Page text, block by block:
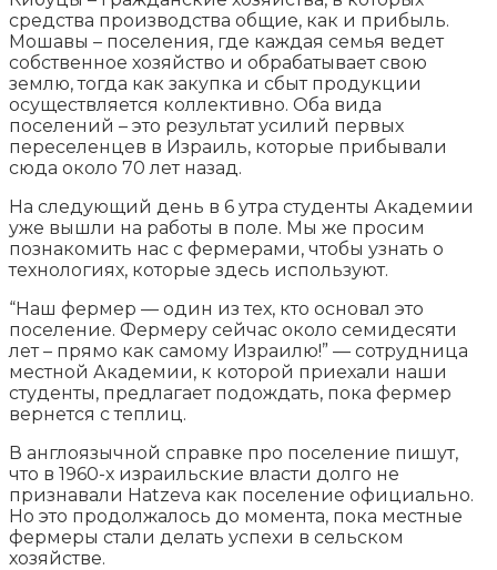
средства производства общие, как и прибыль.
Мошавы – поселения, где каждая семья ведет
собственное хозяйство и обрабатывает свою
землю, тогда как закупка и сбыт продукции
осуществляется коллективно. Оба вида
поселений – это результат усилий первых
переселенцев в Израиль, которые прибывали
сюда около 70 лет назад.
На следующий день в 6 утра студенты Академии
уже вышли на работы в поле. Мы же просим
познакомить нас с фермерами, чтобы узнать о
технологиях, которые здесь используют.
“Наш фермер — один из тех, кто основал это
поселение. Фермеру сейчас около семидесяти
лет – прямо как самому Израилю!” — сотрудница
местной Академии, к которой приехали наши
студенты, предлагает подождать, пока фермер
вернется с теплиц.
В англоязычной справке про поселение пишут,
что в 1960-х израильские власти долго не
признавали Hatzeva как поселение официально.
Но это продолжалось до момента, пока местные
фермеры стали делать успехи в сельском
хозяйстве.